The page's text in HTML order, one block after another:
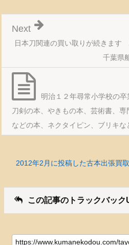
日本刀関連の買い取りが続きます
千葉県
Next
明治１２年尋常小学校の
刀剣の本、やきもの本、芸術書、
などの本、ネクタイピン、ブリキな
2012年2月に投稿した古本出張買
この記事のトラックバック